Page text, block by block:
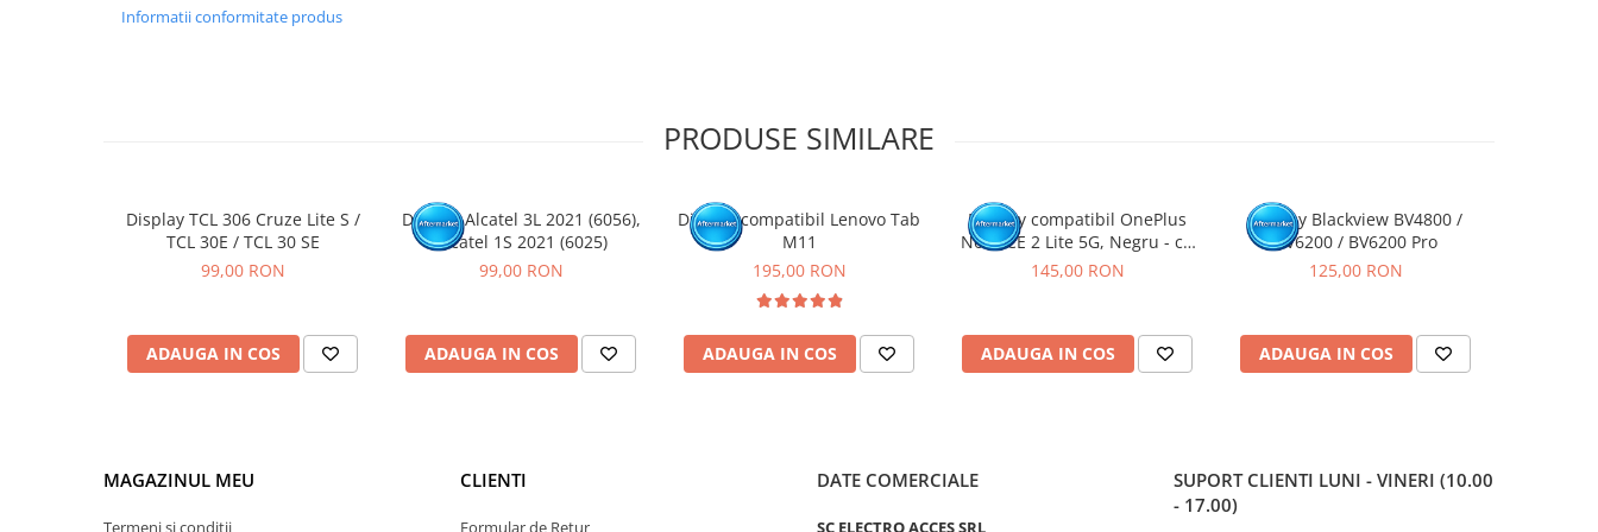
Inlocuirea componentelor interne este un proces delicat si necesita cunostinte si
Garantia se ofera doar in cazul in care produsul a fost montat intr-un service GSM.
Informatii conformitate produs
PRODUSE SIMILARE
Display TCL 306 Cruze Lite S /
TCL 30E / TCL 30 SE
99,00 RON
ADAUGA IN COS
Display Alcatel 3L 2021 (6056),
Alcatel 1S 2021 (6025)
99,00 RON
ADAUGA IN COS
Display compatibil Lenovo Tab
M11
195,00 RON
ADAUGA IN COS
Display compatibil OnePlus
Nord CE 2 Lite 5G, Negru - cu
Rama
145,00 RON
ADAUGA IN COS
Display Blackview BV4800 /
BV6200 / BV6200 Pro
125,00 RON
ADAUGA IN COS
MAGAZINUL MEU
Termeni si conditii
CLIENTI
Formular de Retur
DATE COMERCIALE
SC ELECTRO ACCES SRL
SUPORT CLIENTI LUNI - VINERI (10.00
- 17.00)